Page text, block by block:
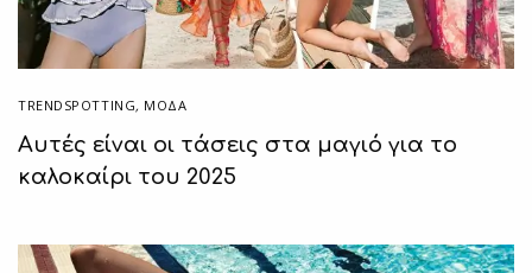
TRENDSPOTTING, ΜΟΔΑ
Αυτές είναι οι τάσεις στα μαγιό για το
καλοκαίρι του 2025